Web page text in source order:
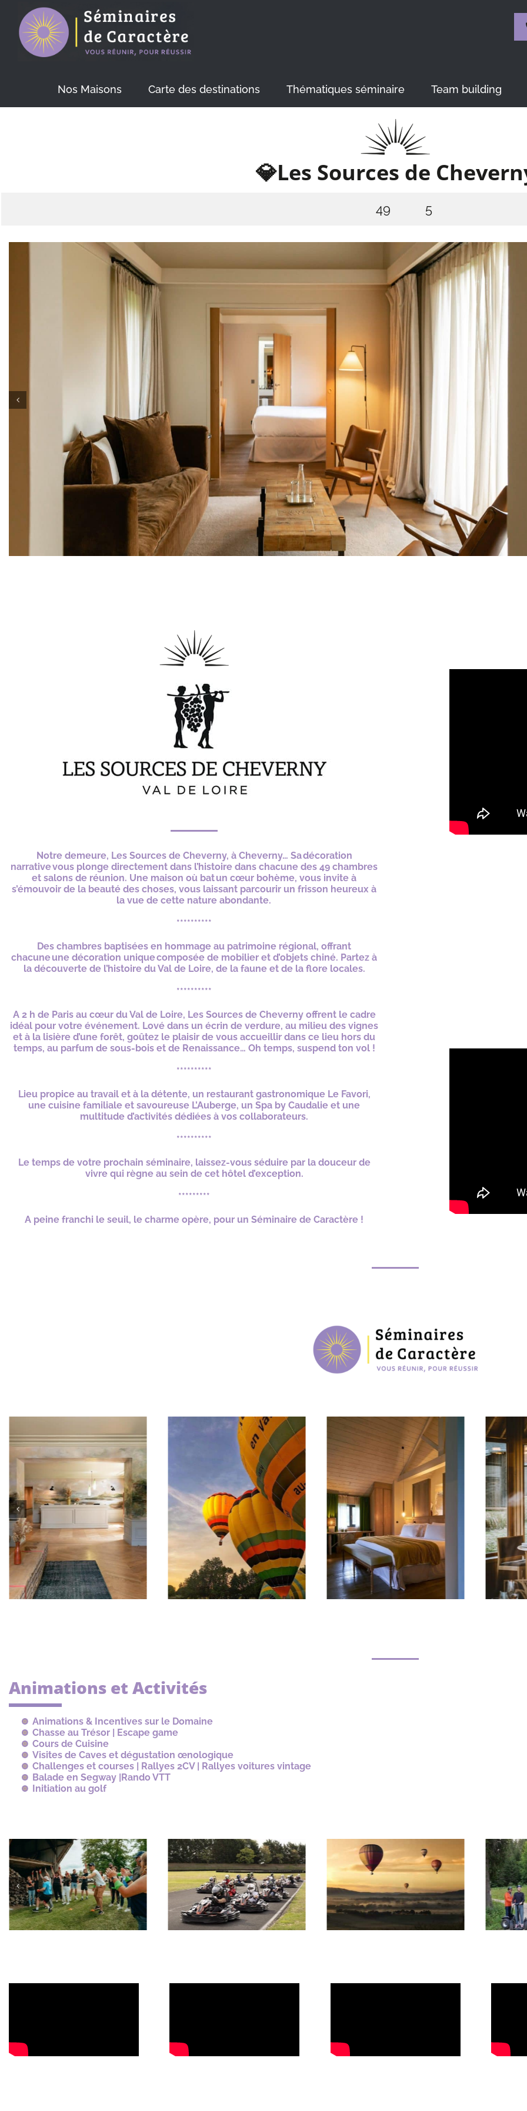
content
Nos Maisons Carte des destinations Thématiques séminaire Team building
💎Les Sources de
49 5
Notre demeure, Les Sources de Cheverny, à Cheverny… Sa décoration
narrative vous plonge directement dans l’histoire dans chacune des 49 chambres
et salons de réunion. Une maison où bat un cœur bohème, vous invite à
s’émouvoir de la beauté des choses, vous laissant parcourir un frisson heureux à
la vue de cette nature abondante.
**********
Des chambres baptisées en hommage au patrimoine régional, offrant
chacune une décoration unique composée de mobilier et d’objets chiné. Partez à
la découverte de l’histoire du Val de Loire, de la faune et de la flore locales.
**********
A 2 h de Paris au cœur du Val de Loire, Les Sources de Cheverny offrent le cadre
idéal pour votre événement. Lové dans un écrin de verdure, au milieu des vignes
et à la lisière d’une forêt, goûtez le plaisir de vous accueillir dans ce lieu hors du
temps, au parfum de sous-bois et de Renaissance… Oh temps, suspend ton vol !
**********
Lieu propice au travail et à la détente, un restaurant gastronomique Le Favori,
une cuisine familiale et savoureuse L’Auberge, un Spa by Caudalie et une
multitude d’activités dédiées à vos collaborateurs.
**********
Le temps de votre prochain séminaire, laissez-vous séduire par la douceur de
vivre qui règne au sein de cet hôtel d’exception.
*********
A peine franchi le seuil, le charme opère, pour un Séminaire de Caractère !
Animations et Activités
Animations & Incentives sur le Domaine
Chasse au Trésor | Escape game
Cours de Cuisine
Visites de Caves et dégustation œnologique
Challenges et courses | Rallyes 2CV | Rallyes voitures vintage
Balade en Segway |Rando VTT
Initiation au golf